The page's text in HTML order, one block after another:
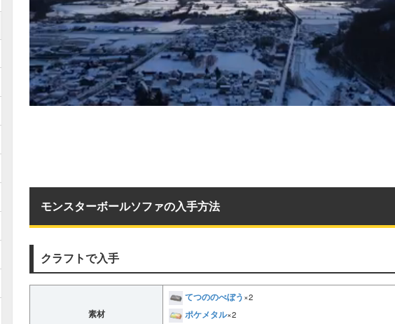
モンスターボールソファの入手方法
クラフトで入手
素材
てつののべぼう×2
ポケメタル×2